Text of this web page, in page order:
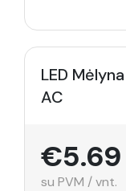
LED
AC
€5.69
su PVM / vnt.